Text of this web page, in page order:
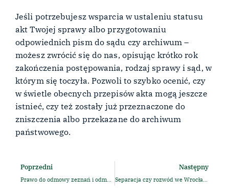
Jeśli potrzebujesz wsparcia w ustaleniu statusu
akt Twojej sprawy albo przygotowaniu
odpowiednich pism do sądu czy archiwum –
możesz zwrócić się do nas, opisując krótko rok
zakończenia postępowania, rodzaj sprawy i sąd, w
którym się toczyła. Pozwoli to szybko ocenić, czy
w świetle obecnych przepisów akta mogą jeszcze
istnieć, czy też zostały już przeznaczone do
zniszczenia albo przekazane do archiwum
państwowego.
Poprzedni
Prawo do odmowy zeznań i odmowy odpowiedzi na pytanie w postępowaniu karnym – praktyczny poradnik dla świadków i osób bliskich
Następny
Separacja czy rozwód we Wrocławiu? Adwokat wyjaśnia, jak skutecznie przeprowadzić sprawę i zabezpieczyć swoje interesy.